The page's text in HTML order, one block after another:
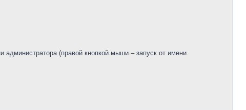
администратора (правой кнопкой мыши – запуск от имени